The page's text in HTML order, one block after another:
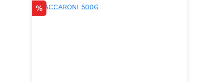
Rabatt
%